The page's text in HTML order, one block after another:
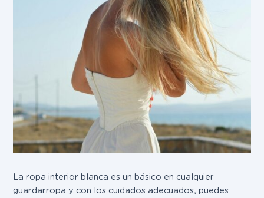
La ropa interior blanca es un básico en cualquier
guardarropa y con los cuidados adecuados, puedes